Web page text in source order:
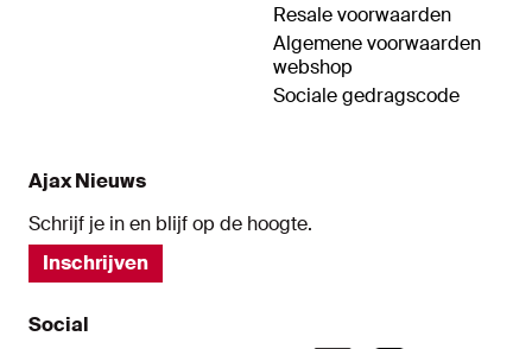
Resale voorwaarden
Algemene voorwaarden
webshop
Sociale gedragscode
Ajax Nieuws
Schrijf je in en blijf op de hoogte.
Inschrijven
Social